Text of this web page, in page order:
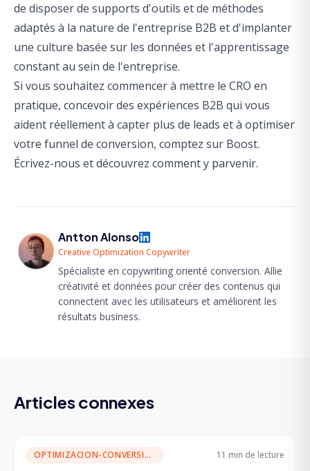
de disposer de supports d'outils et de méthodes
adaptés à la nature de l'entreprise B2B et d'implanter
une culture basée sur les données et l'apprentissage
constant au sein de l'entreprise.
Si vous souhaitez commencer à mettre le CRO en
pratique, concevoir des expériences B2B qui vous
aident réellement à capter plus de leads et à optimiser
votre funnel de conversion, comptez sur Boost.
Écrivez-nous et découvrez comment y parvenir.
Antton Alonso
Creative Optimization Copywriter
Spécialiste en copywriting orienté conversion. Allie
créativité et données pour créer des contenus qui
connectent avec les utilisateurs et améliorent les
résultats business.
Articles connexes
OPTIMIZACION-CONVERSION 11 min de lecture